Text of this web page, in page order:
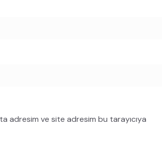
adresim ve site adresim bu tarayıcıya